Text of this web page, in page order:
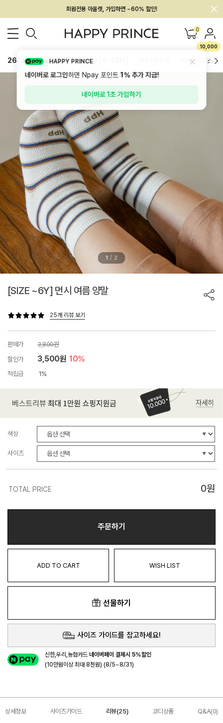
회원전용 아울렛, 가입하면 ~60% 할인!
멤버십 최대 28,000원 혜택 0
10,000
26SS 신상 BEST BABY[6~12M] 하의/레깅스
1 / 2
[SIZE ~6Y] 먼시 여름 양말
25개 리뷰 보기
판매가
3,800원
할인가
3,500원 10%
적립금 1%
색상
사이즈
TOTAL PRICE 0원
주문하기
ADD TO CART WISH LIST
선물하기
사이즈 가이드를 참고하세요!
신한,우리,농협카드네이버페이 결제시 5%할인
(10만원이상 최대 8천원) (8/5~8/31)
상세정보 사이즈가이드 리뷰(25) 코디상품 Q&A(0)
HAPPY PRINCE
네이버로 로그인하면 Npay 포인트1%추가 지급!
네이버로 1초 가입하기